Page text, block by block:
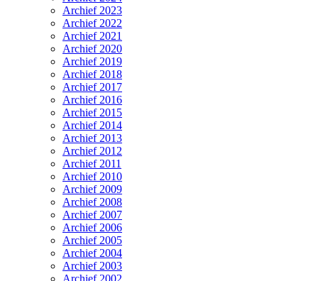
Archief 2023
Archief 2022
Archief 2021
Archief 2020
Archief 2019
Archief 2018
Archief 2017
Archief 2016
Archief 2015
Archief 2014
Archief 2013
Archief 2012
Archief 2011
Archief 2010
Archief 2009
Archief 2008
Archief 2007
Archief 2006
Archief 2005
Archief 2004
Archief 2003
Archief 2002